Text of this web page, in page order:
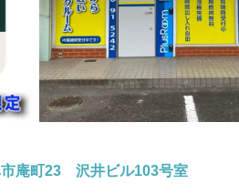
市庵町23 沢井ビル103号室